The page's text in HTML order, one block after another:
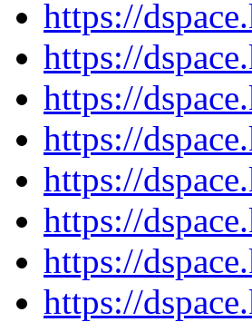
https://
https://
https://
https://
https://
https://
https://
https://